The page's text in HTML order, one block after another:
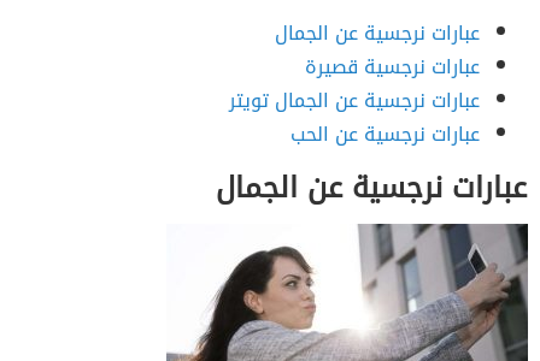
عبارات نرجسية عن الجمال
عبارات نرجسية قصيرة
عبارات نرجسية عن الجمال تويتر
عبارات نرجسية عن الحب
عبارات نرجسية عن الجمال